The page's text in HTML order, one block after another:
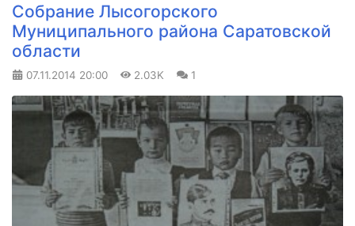
Собрание Лысогорского
Муниципального района Саратовской
области
07.11.2014 20:00 2.03K 1